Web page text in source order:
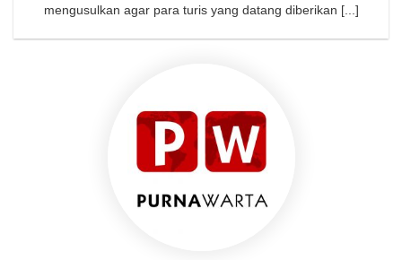
mengusulkan agar para turis yang datang diberikan [...]